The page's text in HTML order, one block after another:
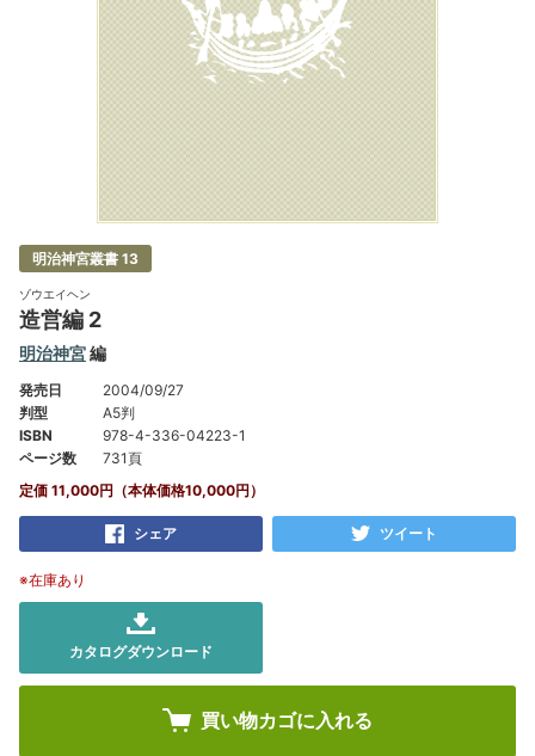
明治神宮叢書 13
ゾウエイヘン
造営編 2
明治神宮編
発売日
2004/09/27
判型
A5判
ISBN
978-4-336-04223-1
ページ数
731頁
定価 11,000円（本体価格10,000円）
シェア ツイート
※在庫あり
カタログダウンロード